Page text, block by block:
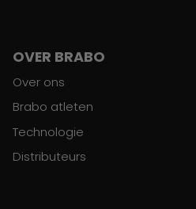
OVER BRABO
Over ons
Brabo atleten
Technologie
Distributeurs